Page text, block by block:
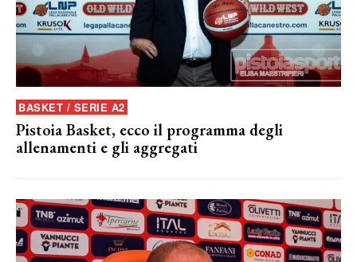
BASKET / SERIE A2
Pistoia Basket, ecco il programma degli
allenamenti e gli aggregati